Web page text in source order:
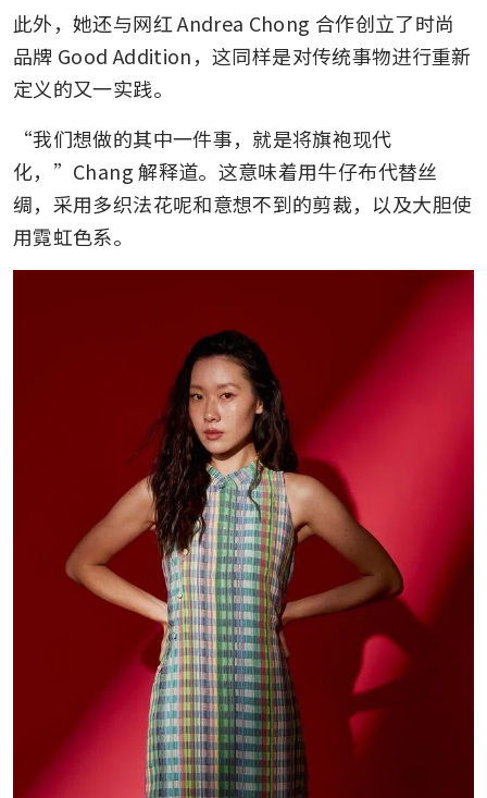
此外，她还与网红 Andrea Chong 合作创立了时尚
品牌 Good Addition，这同样是对传统事物进行重新
定义的又一实践。
“我们想做的其中一件事，就是将旗袍现代
化，”Chang 解释道。这意味着用牛仔布代替丝
绸，采用多织法花呢和意想不到的剪裁，以及大胆使
用霓虹色系。